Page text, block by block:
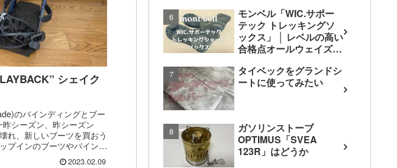
シェイク
のバインディングとブー
シーズン、昨シーズン
れ、新しいブーツを買おう
プインのブーツやバインを
2023.02.09
モンベル「WIC.サポー
テック トレッキングソ
ックス」 │ レベルの高い
合格点オールウェイズ靴
タイベックをグランドシ
ートに使ってみたい
ガソリンストーブ
OPTIMUS「SVEA
123R」はどうか